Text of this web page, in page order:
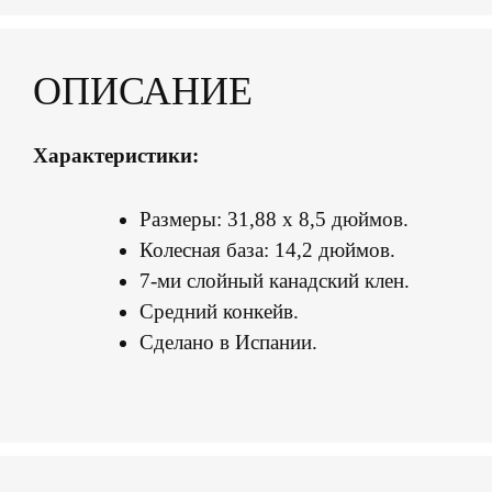
ОПИСАНИЕ
Характеристики:
Размеры: 31,88 х 8,5 дюймов.
Колесная база: 14,2 дюймов.
7-ми слойный канадский клен.
Средний конкейв.
Сделано в Испании.